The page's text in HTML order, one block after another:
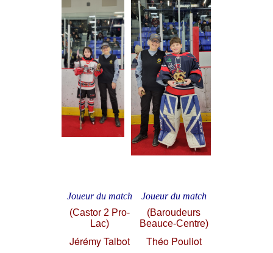
Joueur du match
(Castor 2 Pro-
Lac)
Joueur du match
(Baroudeurs
Beauce-Centre)
Jérémy Talbot Théo Pouliot